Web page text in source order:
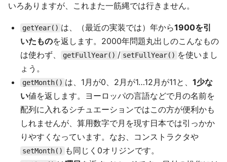
いろありますが、これまた一筋縄では行きません。
getYear() は、（最近の実装では）年から1900を引
いたものを返します。2000年問題丸出しのこんなもの
は使わず、
getFullYear() / setFullYear() を使いまし
ょう。
getMonth() は、1月が0、2月が1…12月が11と、 1少な
い値を返します。ヨーロッパの言語などで月の名前を
配列に入れるシチュエーションではこの方が便利かも
しれませんが、算用数字で月を現す日本では引っかか
りやすくなっています。なお、コンストラクタや
setMonth() も同じく0オリジンです。